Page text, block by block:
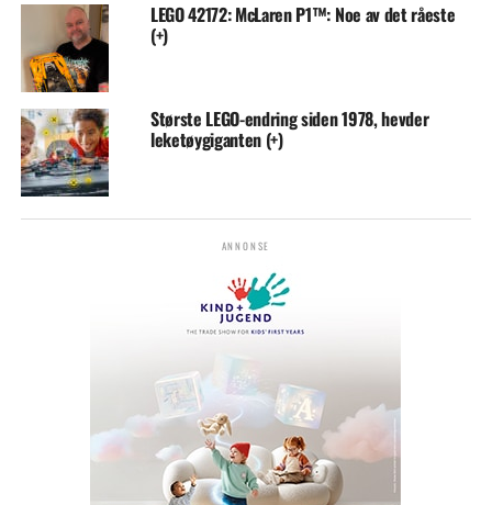
LEGO 42172: McLaren P1™: Noe av det råeste
(+)
Største LEGO-endring siden 1978, hevder
leketøygiganten (+)
ANNONSE